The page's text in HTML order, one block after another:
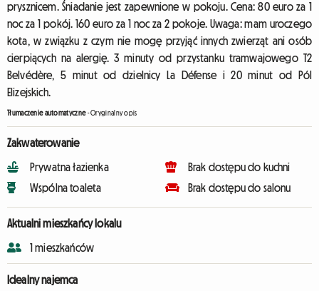
prysznicem. Śniadanie jest zapewnione w pokoju. Cena: 80 euro za 1
noc za 1 pokój. 160 euro za 1 noc za 2 pokoje. Uwaga: mam uroczego
kota, w związku z czym nie mogę przyjąć innych zwierząt ani osób
cierpiących na alergię. 3 minuty od przystanku tramwajowego T2
Belvédère, 5 minut od dzielnicy La Défense i 20 minut od Pól
Elizejskich.
Tłumaczenie automatyczne-Oryginalny opis
Zakwaterowanie
Prywatna łazienka
Wspólna toaleta
Brak dostępu do kuchni
Brak dostępu do salonu
Aktualni mieszkańcy lokalu
1 mieszkańców
Idealny najemca